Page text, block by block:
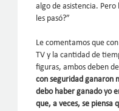
algo de asistencia.
les pasó?”
Le comentamos que
TV y la cantidad de
figuras, ambos deben
con seguridad ganaron
debo haber ganado yo
que, a veces, se piensa